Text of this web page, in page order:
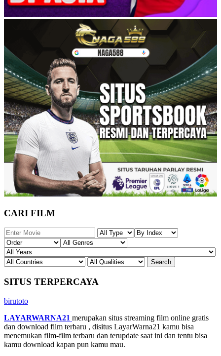
CARI FILM
SITUS TERPERCAYA
birutoto
LAYARWARNA21 merupakan situs streaming film online gratis
dan download film terbaru , disitus LayarWarna21 kamu bisa
menemukan film-film terbaru dan terupdate saat ini dan tentu bisa
kamu download kapan pun kamu mau.